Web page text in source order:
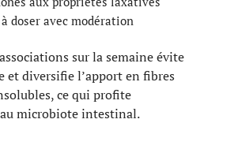
doser avec modération
sur la semaine évite
et diversifie l’apport en fibres
ce qui profite
microbiote intestinal.